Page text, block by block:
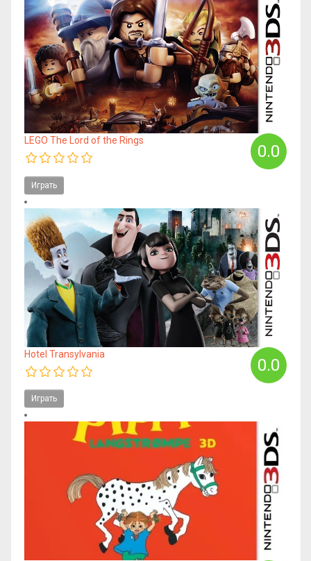
0.0
LEGO The Lord of the Rings
Играть
0.0
Hotel Transylvania
Играть